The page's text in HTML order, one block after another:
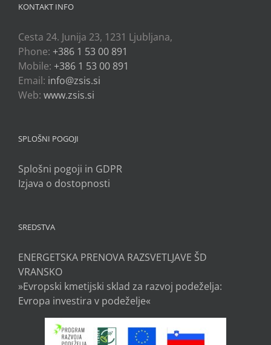
KONTAKT INFO
Cesta 24. Junija 23, 1231 Ljubljana,
Phone: +386 1 53 00 891
Mobile: +386 1 53 00 891
Email: info@zsis.si
Web: www.zsis.si
SPLOŠNI POGOJI
Splošni pogoji in GDPR
Izjava o dostopnosti
SREDSTVA
ENERGETSKA PRENOVA RAZSVETLJAVE ŠD
VRANSKO
»Evropski kmetijski sklad za razvoj podeželja:
Evropa investira v podeželje«